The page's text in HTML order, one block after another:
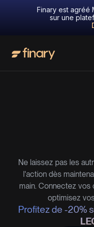
Finary est agréé
sur une
Ne laissez pas les
l'action dès
main. Connectez
optimisez
Profitez de -20%